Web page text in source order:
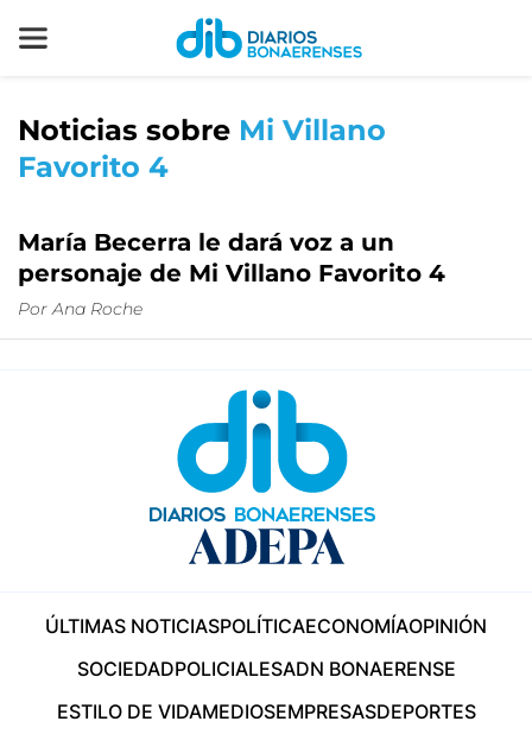
Noticias sobre Mi Villano
Favorito 4
María Becerra le dará voz a un
personaje de Mi Villano Favorito 4
Por Ana Roche
ÚLTIMAS NOTICIASPOLÍTICAECONOMÍAOPINIÓN
SOCIEDADPOLICIALESADN BONAERENSE
ESTILO DE VIDAMEDIOSEMPRESASDEPORTES